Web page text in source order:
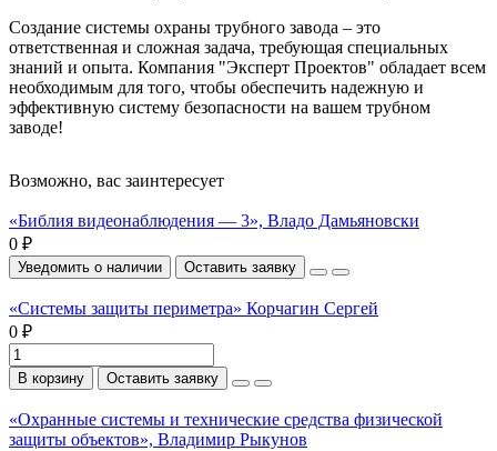
Создание системы охраны трубного завода – это
ответственная и сложная задача, требующая специальных
знаний и опыта. Компания "Эксперт Проектов" обладает всем
необходимым для того, чтобы обеспечить надежную и
эффективную систему безопасности на вашем трубном
заводе!
Возможно, вас заинтересует
«Библия видеонаблюдения — 3», Владо Дамьяновски
0 ₽
Уведомить о наличии Оставить заявку
«Системы защиты периметра» Корчагин Сергей
0 ₽
В корзину Оставить заявку
«Охранные системы и технические средства физической
защиты объектов», Владимир Рыкунов